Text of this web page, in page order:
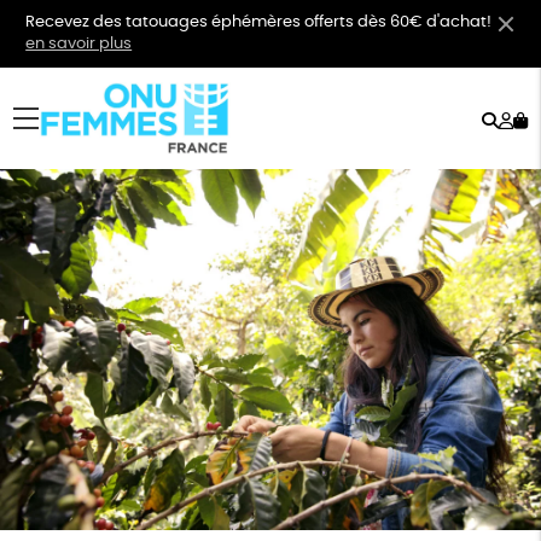
Recevez des tatouages éphémères offerts dès 60€ d'achat!
en savoir plus
menu